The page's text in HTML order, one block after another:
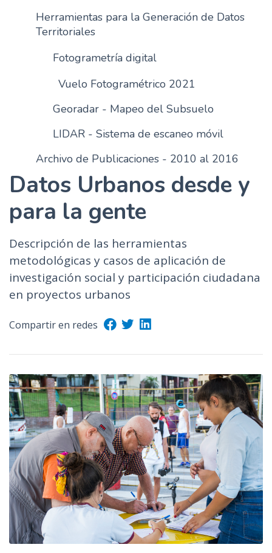
Herramientas para la Generación de Datos
Territoriales
Fotogrametría digital
Vuelo Fotogramétrico 2021
Georadar - Mapeo del Subsuelo
LIDAR - Sistema de escaneo móvil
Archivo de Publicaciones - 2010 al 2016
Datos Urbanos desde y
para la gente
Descripción de las herramientas
metodológicas y casos de aplicación de
investigación social y participación ciudadana
en proyectos urbanos
Compartir en redes